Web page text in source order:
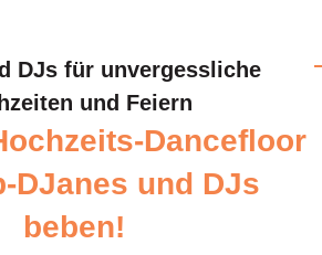
DJs für unvergessliche
und Feiern
Dancefloor
DJanes und DJs
beben!